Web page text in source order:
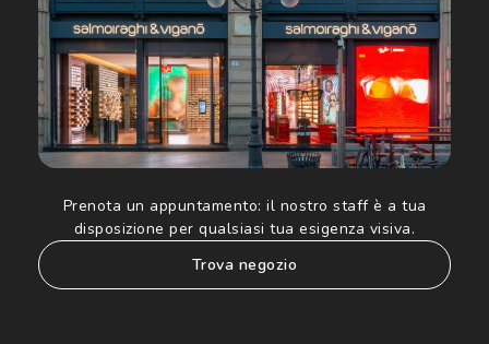
Prenota un appuntamento: il nostro staff è a tua
disposizione per qualsiasi tua esigenza visiva.
trova negozio